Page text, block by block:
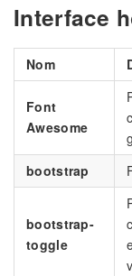
Interface
Nom
Font
Awesome
bootstrap
bootstrap-
toggle